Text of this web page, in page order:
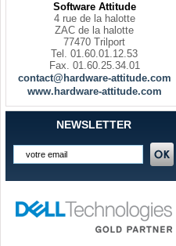
Software Attitude
4 rue de la halotte
ZAC de la halotte
77470 Trilport
Tel. 01.60.01.12.53
Fax. 01.60.25.34.01
contact@hardware-attitude.com
www.hardware-attitude.com
NEWSLETTER